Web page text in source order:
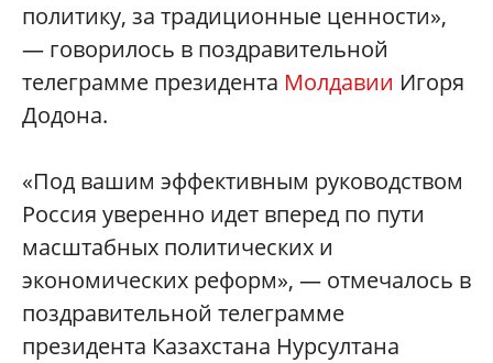
политику, за традиционные ценности»,
— говорилось в поздравительной
телеграмме президента Молдавии Игоря
Додона.
«Под вашим эффективным руководством
Россия уверенно идет вперед по пути
масштабных политических и
экономических реформ», — отмечалось в
поздравительной телеграмме
президента Казахстана Нурсултана